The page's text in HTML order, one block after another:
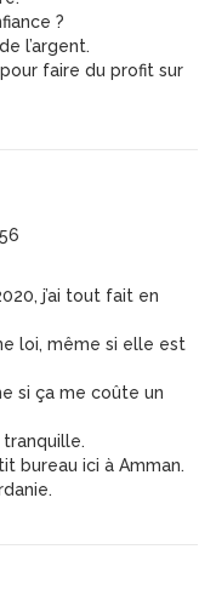
?
l’argent.
faire du profit sur
j’ai tout fait en
loi, même si elle est
si ça me coûte un
bureau ici à Amman.